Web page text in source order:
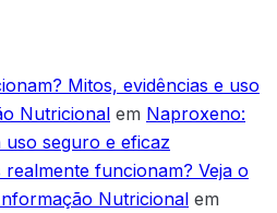
Mitos, evidências e uso
Nutricional em Naproxeno:
seguro e eficaz
realmente funcionam? Veja o
Nutricional em